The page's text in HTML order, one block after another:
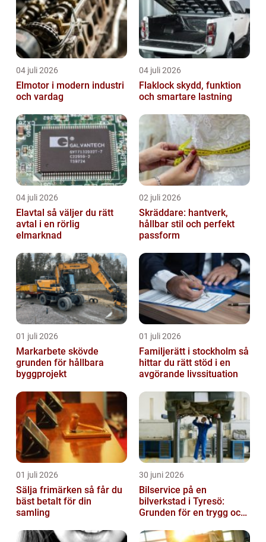
04 juli 2026
Elmotor i modern industri
och vardag
04 juli 2026
Flaklock skydd, funktion
och smartare lastning
04 juli 2026
Elavtal så väljer du rätt
avtal i en rörlig
elmarknad
02 juli 2026
Skräddare: hantverk,
hållbar stil och perfekt
passform
01 juli 2026
Markarbete skövde
grunden för hållbara
byggprojekt
01 juli 2026
Familjerätt i stockholm så
hittar du rätt stöd i en
avgörande livssituation
01 juli 2026
Sälja frimärken så får du
bäst betalt för din
samling
30 juni 2026
Bilservice på en
bilverkstad i Tyresö:
Grunden för en trygg och